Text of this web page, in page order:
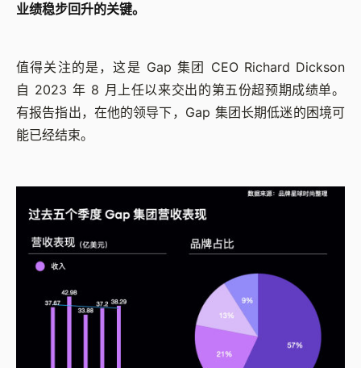
业绩稳步回升的关键。
值得关注的是，这是 Gap 集团 CEO Richard Dickson
自 2023 年 8 月上任以来交出的第五份超预期成绩单。
有报告指出，在他的领导下，Gap 集团长期低迷的困境可
能已经结束。